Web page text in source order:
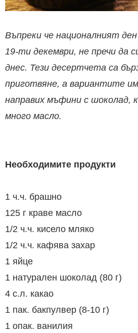
Въпреки че националният
19-ти декември, не пречи да
днес. Тези десертчета са
приготвяне, а вариантите
направих мъфини с шоколад,
много масло.
Необходимите продукти
1 ч.ч. брашно
125 г краве масло
1/2 ч.ч. кисело мляко
1/2 ч.ч. кафява захар
1 яйце
1 натурален шоколад (80 г)
4 с.л. какао
1 пак. бакпулвер (8-10 г)
1 опак. ванилия